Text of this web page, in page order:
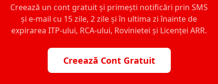
Creează un cont gratuit și primești notificări prin SMS
și e-mail cu 15 zile, 2 zile și în ultima zi înainte de
expirarea ITP-ului, RCA-ului, Rovinietei și Licenței ARR.
Creează Cont Gratuit